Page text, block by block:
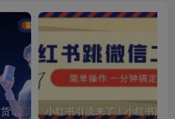
快手AI数字人自动化视频带货实操全流程，干货满满，细节拉满